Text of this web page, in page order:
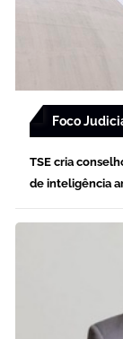
Foco
TSE cria
de inteligência